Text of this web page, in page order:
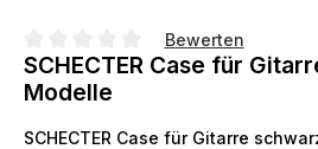
Durchschnittliche Bewertung von 0
Bewerten
SCHECTER Case für
Modelle
SCHECTER Case für Gitarre